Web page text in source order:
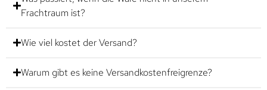
Frachtraum ist?
Wie viel kostet der Versand?
Warum gibt es keine Versandkostenfreigrenze?